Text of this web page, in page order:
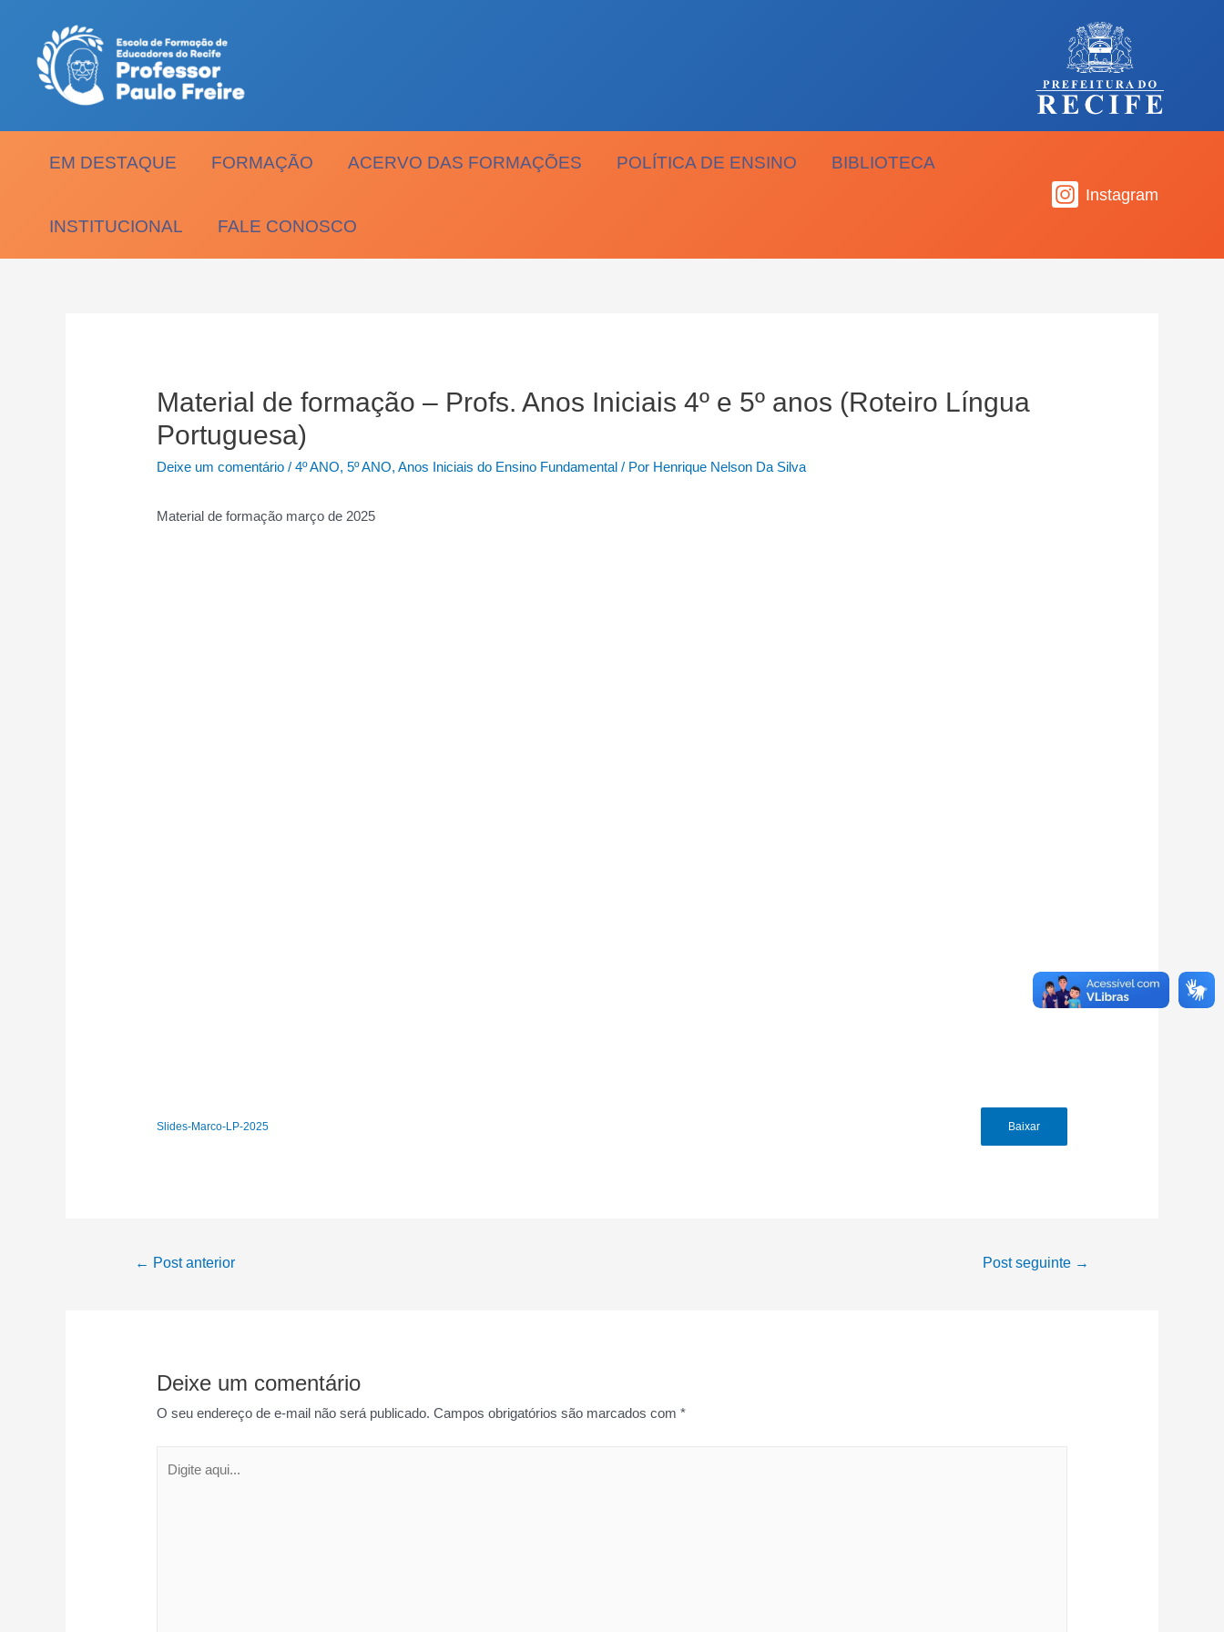
conteúdo
EM DESTAQUE FORMAÇÃO ACERVO DAS FORMAÇÕES POLÍTICA DE ENSINO BIBLIOTECA
INSTITUCIONAL FALE CONOSCO
Instagram
Material de formação – Profs. Anos Iniciais 4º e 5º anos (Roteiro Língua
Portuguesa)
Deixe um comentário /4º ANO,5º ANO,Anos Iniciais do Ensino Fundamental / Por Henrique Nelson Da Silva
Material de formação março de 2025
Slides-Marco-LP-2025 Baixar
Navegação
← Post anterior Post seguinte →
Deixe um comentário
O seu endereço de e-mail não será publicado. Campos obrigatórios são marcados com*
aqui...